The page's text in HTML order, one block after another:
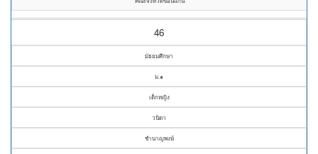
46
มัธยมศึกษา
ม.๑
เด็กหญิง
วนิดา
ชำนาญพงษ์